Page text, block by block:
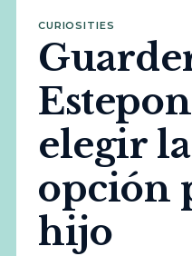
CURIOSITIES
elegir
opción
hijo